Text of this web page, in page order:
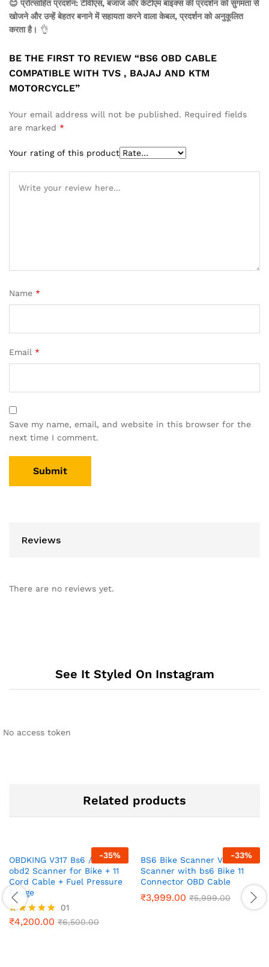
😊 प्रोत्साहित प्रदर्शन: टीवीएस, बजाज और केटीएम बाइक्स की प्रदर्शन को सुगमता से
खोजने और उन्हें बेहतर बनाने में सहायता करने वाला केबल, प्रदर्शन को अनुकूलित
करता है। 👌
BE THE FIRST TO REVIEW “BS6 OBD CABLE
COMPATIBLE WITH TVS , BAJAJ AND KTM
MOTORCYCLE”
Your email address will not be published. Required fields
are marked *
Your rating of this product
Name *
Email *
Save my name, email, and website in this browser for the
next time I comment.
Reviews
There are no reviews yet.
See It Styled On Instagram
No access token
Related products
-35%
OBDKING V317 Bs6 /Bs7
obd2 Scanner for Bike + 11
Cord Cable + Fuel Pressure
Gauge
Rated
01
₹4,200.00 ₹6,500.00
-33%
BS6 Bike Scanner V311 OBD
Scanner with bs6 Bike 11
Connector OBD Cable
₹3,999.00 ₹5,999.00